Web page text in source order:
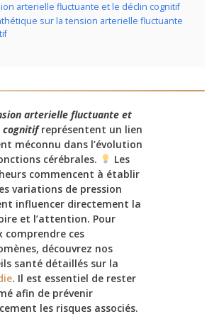
arterielle fluctuante et le déclin cognitif
sur la tension arterielle fluctuante
arterielle fluctuante et
cognitifreprésentent un lien
méconnu dans l’évolution
cérébrales.
Les
commencent à établir
variations de pression
influencer directement la
et l’attention. Pour
comprendre ces
découvrez nos
santé détaillés sur la
. Il est essentiel de rester
afin de prévenir
les risques associés.